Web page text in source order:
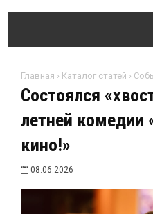
Главная › Каталог статей ›
Состоялся
летней комедии
кино!»
08.06.2026